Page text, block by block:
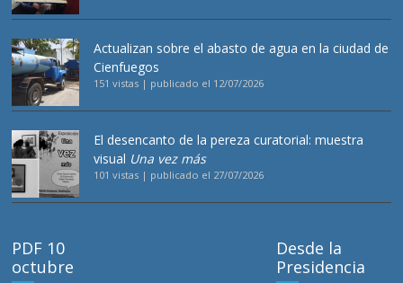
Actualizan sobre el abasto de agua en la ciudad de
Cienfuegos
151 vistas | publicado el 12/07/2026
El desencanto de la pereza curatorial: muestra
visual Una vez más
101 vistas | publicado el 27/07/2026
PDF 10
octubre
Desde la
Presidencia